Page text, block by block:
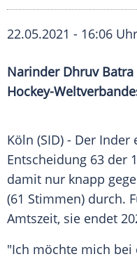
22.05.2021 - 16:06 Uhr
Narinder Dhruv Batra
Hockey-
Köln (SID) - Der Inder
Entscheidung 63 der
damit nur knapp
(61 Stimmen) durch.
Amtszeit, sie endet
"Ich möchte mich